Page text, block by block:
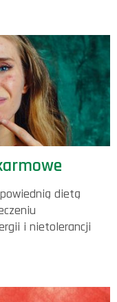
dietą
i nietolerancji